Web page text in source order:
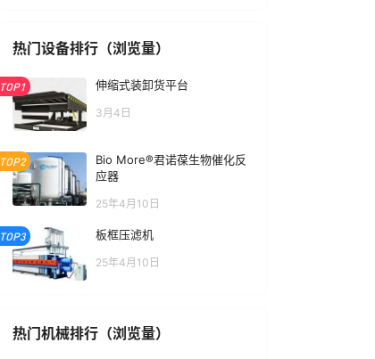
热门设备排行（浏览量）
TOP1 伸缩式装卸货平台
3月4日
TOP2
Bio More®君诺葆生物催化反
应器
25年4月10日
TOP3 板框压滤机
25年4月10日
热门机械排行（浏览量）